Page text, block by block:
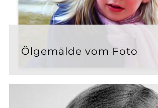
Ölgemälde vom Foto